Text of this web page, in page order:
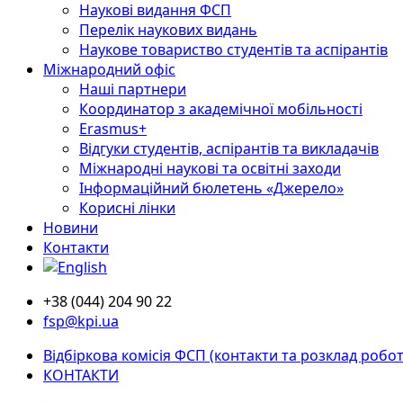
Наукові видання ФСП
Перелік наукових видань
Наукове товариство студентів та аспірантів
Міжнародний офіс
Наші партнери
Координатор з академічної мобільності
Erasmus+
Відгуки студентів, аспірантів та викладачів
Міжнародні наукові та освітні заходи
Інформаційний бюлетень «Джерело»
Корисні лінки
Новини
Контакти
+38 (044) 204 90 22
fsp@kpi.ua
Відбіркова комісія ФСП (контакти та розклад
КОНТАКТИ